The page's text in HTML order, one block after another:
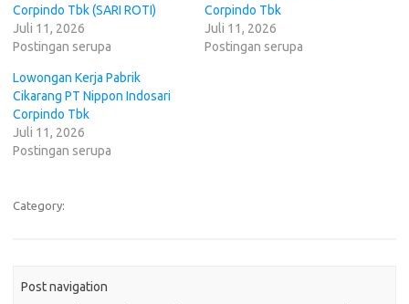
Corpindo Tbk (SARI ROTI)
Juli 11, 2026
Postingan serupa
Corpindo Tbk
Juli 11, 2026
Postingan serupa
Lowongan Kerja Pabrik
Cikarang PT Nippon Indosari
Corpindo Tbk
Juli 11, 2026
Postingan serupa
Category:
Post navigation